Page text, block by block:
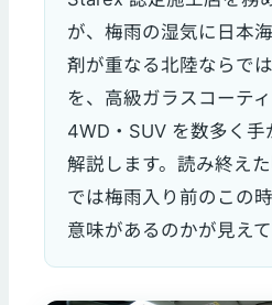
が、梅雨の湿気に日本
剤が重なる北陸ならで
を、高級ガラスコーテ
4WD・SUV を数多く手
解説します。読み終え
では梅雨入り前のこの
意味があるのかが見えて